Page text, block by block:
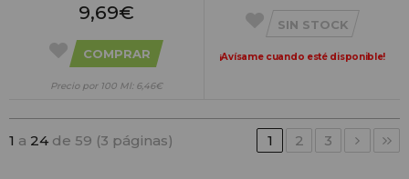
9,69€
COMPRAR
Precio por 100 Ml: 6,46€
SIN STOCK
¡Avísame cuando esté disponible!
1 a 24 de 59 (3 páginas) 1 2 3